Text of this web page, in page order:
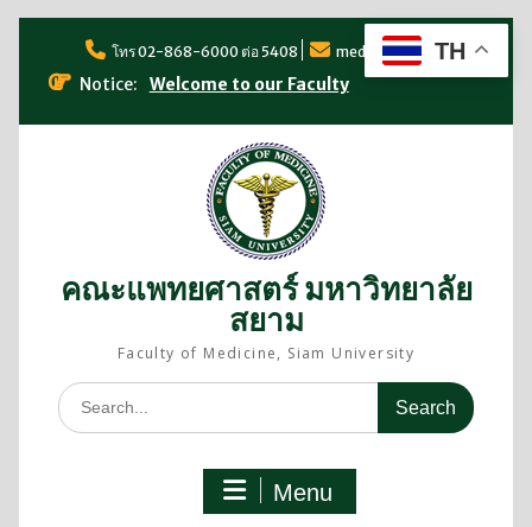
โทร 02-868-6000 ต่อ 5408 med@siam.edu
Notice: Welcome to our Faculty
คณะแพทยศาสตร์ มหาวิทยาลัย
สยาม
Faculty of Medicine, Siam University
Menu
TH